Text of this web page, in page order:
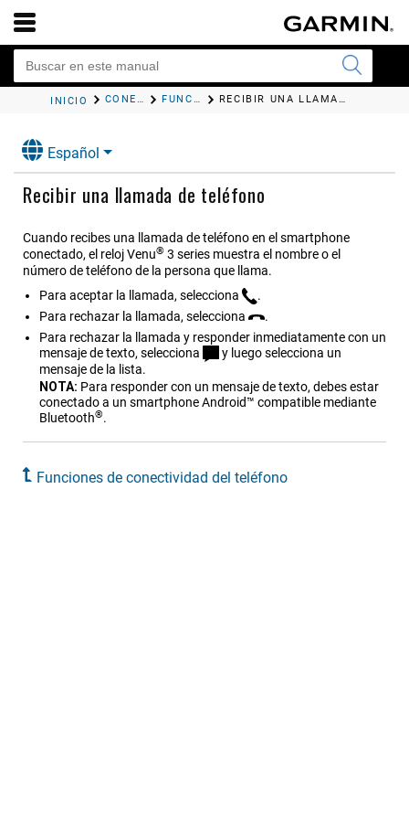
INICIO CONECTIVIDAD FUNCIONES DE CONECTIVIDAD DEL TELÉFONO RECIBIR UNA LLAMADA DE TELÉFONO
Español
Recibir una llamada de teléfono
Cuando recibes una llamada de teléfono en el smartphone
conectado, el relojVenu® 3 series muestra el nombre o el
número de teléfono de la persona que llama.
Para aceptar la llamada, selecciona
.
Para rechazar la llamada, selecciona
.
Para rechazar la llamada y responder inmediatamente con un
mensaje de texto, selecciona
y luego selecciona un
mensaje de la lista.
NOTA: Para responder con un mensaje de texto, debes estar
conectado a un smartphone Android™ compatible mediante
Bluetooth®.
Funciones de conectividad del teléfono